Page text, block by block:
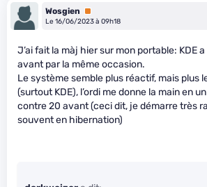
Wosgien
Premium
Le 16/06/2023 à 09h18
J’ai fait la màj hier sur mon portable: KDE
avant par la même occasion.
Le système semble plus réactif, mais plus
(surtout KDE), l’ordi me donne la main en
contre 20 avant (ceci dit, je démarre très
souvent en hibernation)